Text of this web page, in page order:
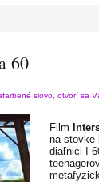
60
slovo, otvorí sa
Film
na stovke
diaľnici I